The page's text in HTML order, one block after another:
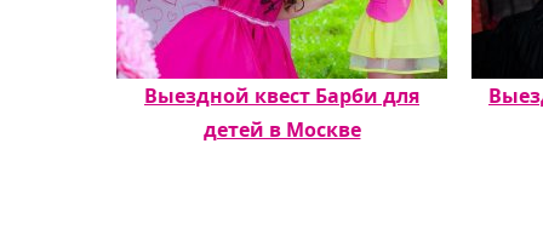
Выездной квест Барби для
детей в Москве